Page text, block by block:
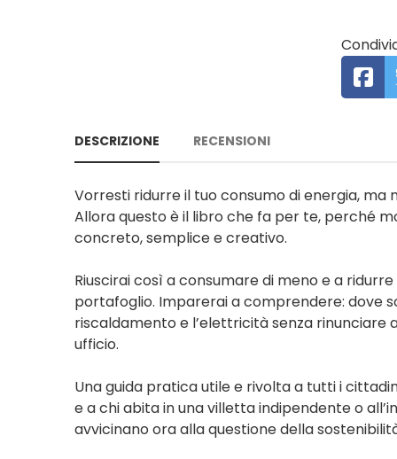
DESCRIZIONE RECENSIONI
Vorresti ridurre il tuo consumo di energia, ma
Allora questo è il libro che fa per te, perché
concreto, semplice e creativo.
Riuscirai così a consumare di meno e a
portafoglio. Imparerai a comprendere: dove
riscaldamento e l’elettricità senza
ufficio.
Una guida pratica utile e rivolta a tutti i
e a chi abita in una villetta indipendente o
avvicinano ora alla questione della